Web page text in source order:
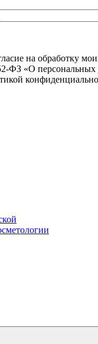
на обработку
ФЗ «О персональных